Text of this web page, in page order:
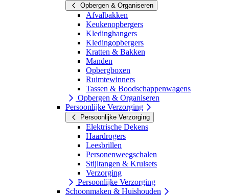
Opbergen & Organiseren
Afvalbakken
Keukenopbergers
Kledinghangers
Kledingopbergers
Kratten & Bakken
Manden
Opbergboxen
Ruimtewinners
Tassen & Boodschappenwagens
Opbergen & Organiseren
Persoonlijke Verzorging
Persoonlijke Verzorging
Elektrische Dekens
Haardrogers
Leesbrillen
Personenweegschalen
Stijltangen & Krulsets
Verzorging
Persoonlijke Verzorging
Schoonmaken & Huishouden